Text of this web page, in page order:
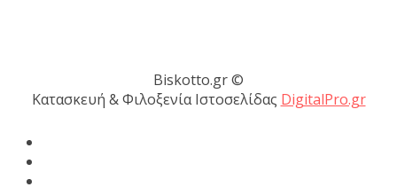
Biskotto.gr ©
Κατασκευή & Φιλοξενία Ιστοσελίδας DigitalPro.gr